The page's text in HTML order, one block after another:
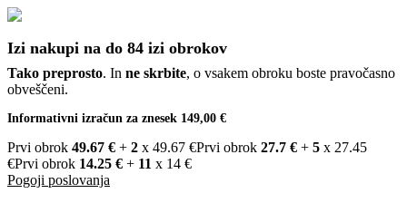
Izi nakupi na do 84 izi obrokov
Tako preprosto. In ne skrbite, o vsakem obroku boste pravočasno
obveščeni.
Informativni izračun za znesek 149,00 €
Prvi obrok 49.67 € + 2 x 49.67 €Prvi obrok 27.7 € + 5 x 27.45
€Prvi obrok 14.25 € + 11 x 14 €
Pogoji poslovanja